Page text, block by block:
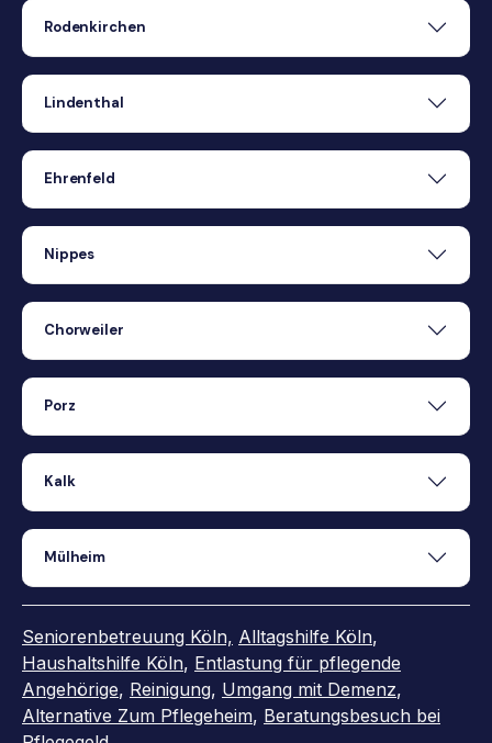
Rodenkirchen
Lindenthal
Ehrenfeld
Nippes
Chorweiler
Porz
Kalk
Mülheim
Seniorenbetreuung Köln, Alltagshilfe Köln,
Haushaltshilfe Köln, Entlastung für pflegende
Angehörige, Reinigung, Umgang mit Demenz,
Alternative Zum Pflegeheim, Beratungsbesuch bei